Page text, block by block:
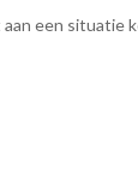
een situatie